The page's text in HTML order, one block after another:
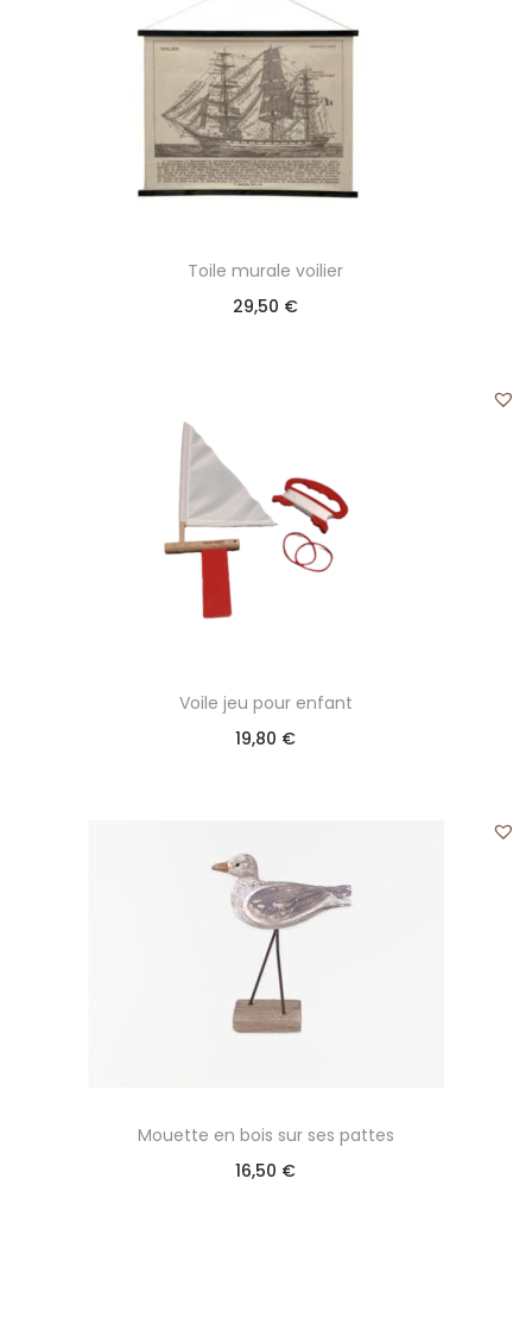
Toile murale voilier
29,50 €
Voile jeu pour enfant
19,80 €
Mouette en bois sur ses pattes
16,50 €